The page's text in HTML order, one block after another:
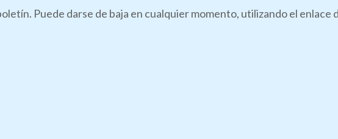
Puede darse de baja en cualquier momento, utilizando el